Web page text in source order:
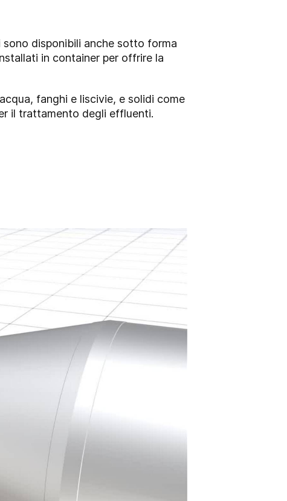
disponibili anche sotto forma
in container per offrire la
fanghi e liscivie, e solidi come
il trattamento degli effluenti.